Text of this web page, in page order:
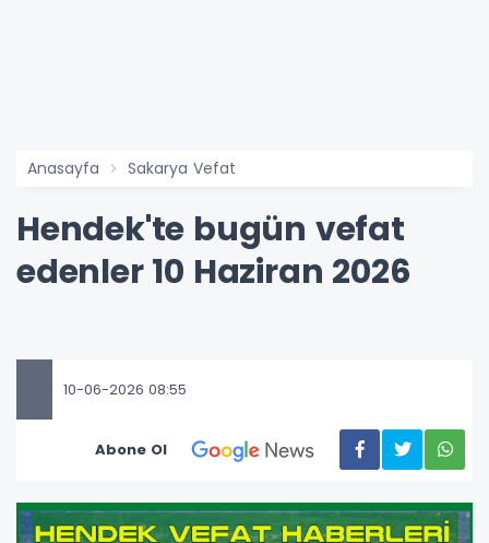
Anasayfa Sakarya Vefat
Hendek'te bugün vefat
edenler 10 Haziran 2026
10-06-2026 08:55
Abone Ol